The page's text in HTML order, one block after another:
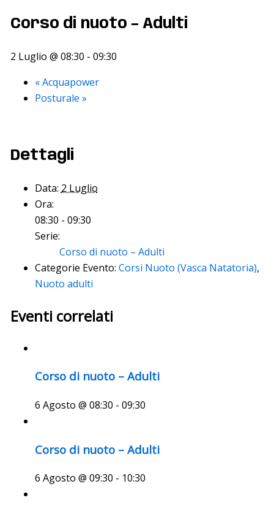
Corso di nuoto – Adulti
2 Luglio @ 08:30 - 09:30
«Acquapower
Posturale »
Dettagli
Data: 2 Luglio
Ora:
08:30 - 09:30
Serie:
Corso di nuoto – Adulti
Categorie Evento: Corsi Nuoto (Vasca Natatoria),
Nuoto adulti
Eventi correlati
Corso di nuoto – Adulti
6 Agosto @ 08:30 - 09:30
Corso di nuoto – Adulti
6 Agosto @ 09:30 - 10:30